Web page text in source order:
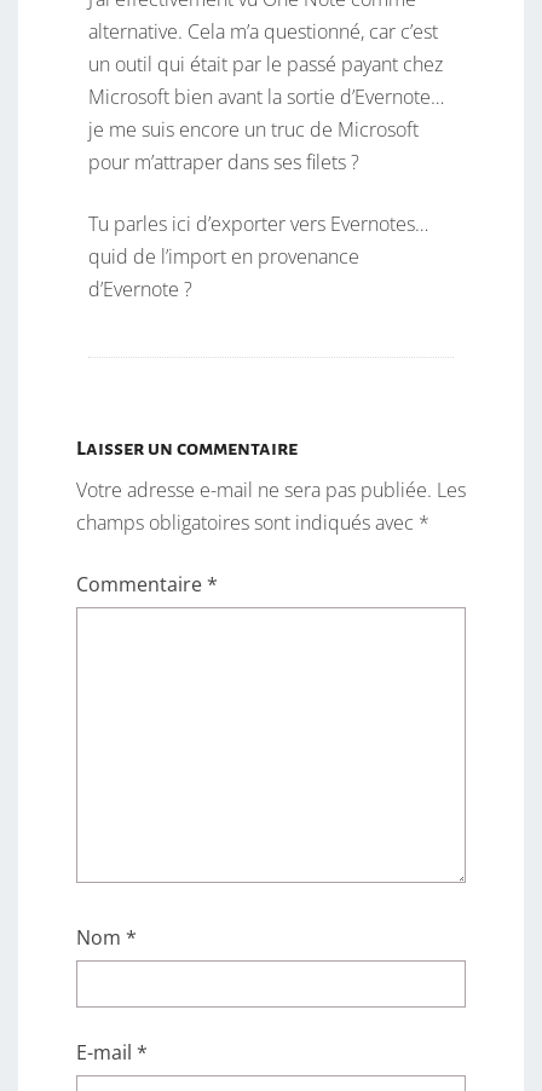
alternative. Cela m’a questionné, car c’est
un outil qui était par le passé payant chez
Microsoft bien avant la sortie d’Evernote…
je me suis encore un truc de Microsoft
pour m’attraper dans ses filets ?
Tu parles ici d’exporter vers Evernotes…
quid de l’import en provenance
d’Evernote ?
Laisser un commentaire
Votre adresse e-mail ne sera pas publiée. Les
champs obligatoires sont indiqués avec *
Commentaire*
Nom *
E-mail *